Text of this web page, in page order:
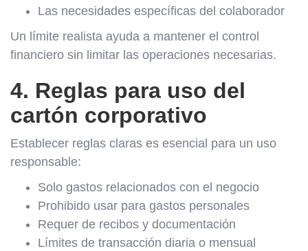
Las necesidades específicas del colaborador
Un límite realista ayuda a mantener el control
financiero sin limitar las operaciones necesarias.
4. Reglas para uso del
cartón corporativo
Establecer reglas claras es esencial para un uso
responsable:
Solo gastos relacionados con el negocio
Prohibido usar para gastos personales
Requer de recibos y documentación
Límites de transacción diaria o mensual